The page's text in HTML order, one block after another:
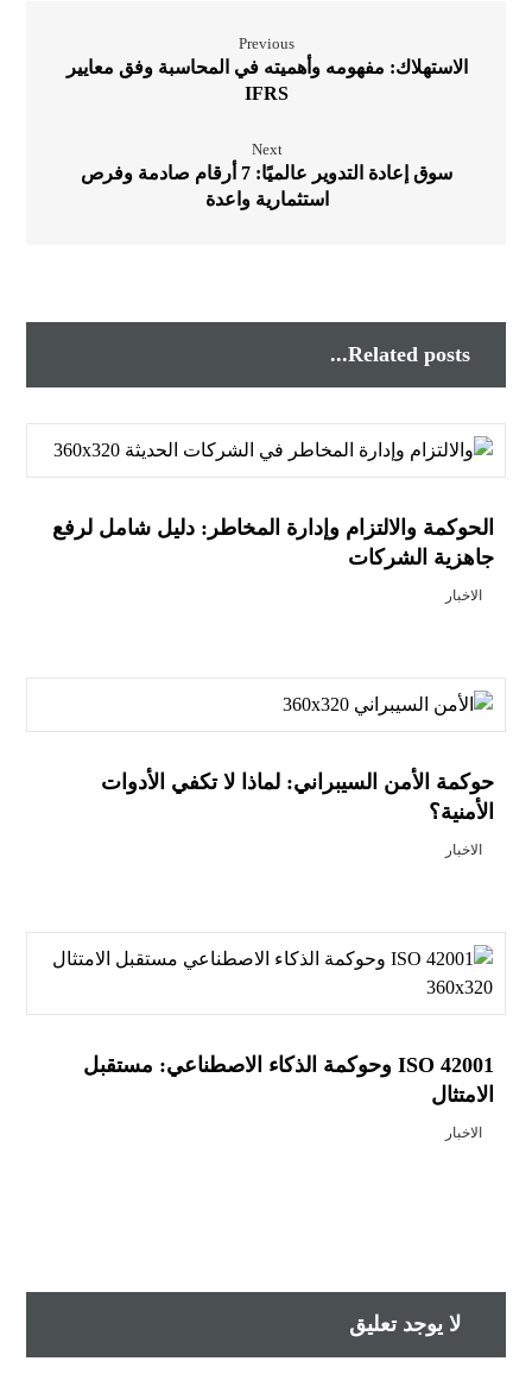
Previous
الاستهلاك: مفهومه وأهميته في المحاسبة وفق معايير
IFRS
Next
سوق إعادة التدوير عالميًا: 7 أرقام صادمة وفرص
استثمارية واعدة
Related posts...
الحوكمة والالتزام وإدارة المخاطر: دليل شامل لرفع
جاهزية الشركات
الاخبار
حوكمة الأمن السيبراني: لماذا لا تكفي الأدوات
الأمنية؟
الاخبار
ISO 42001 وحوكمة الذكاء الاصطناعي: مستقبل
الامتثال
الاخبار
لا يوجد تعليق